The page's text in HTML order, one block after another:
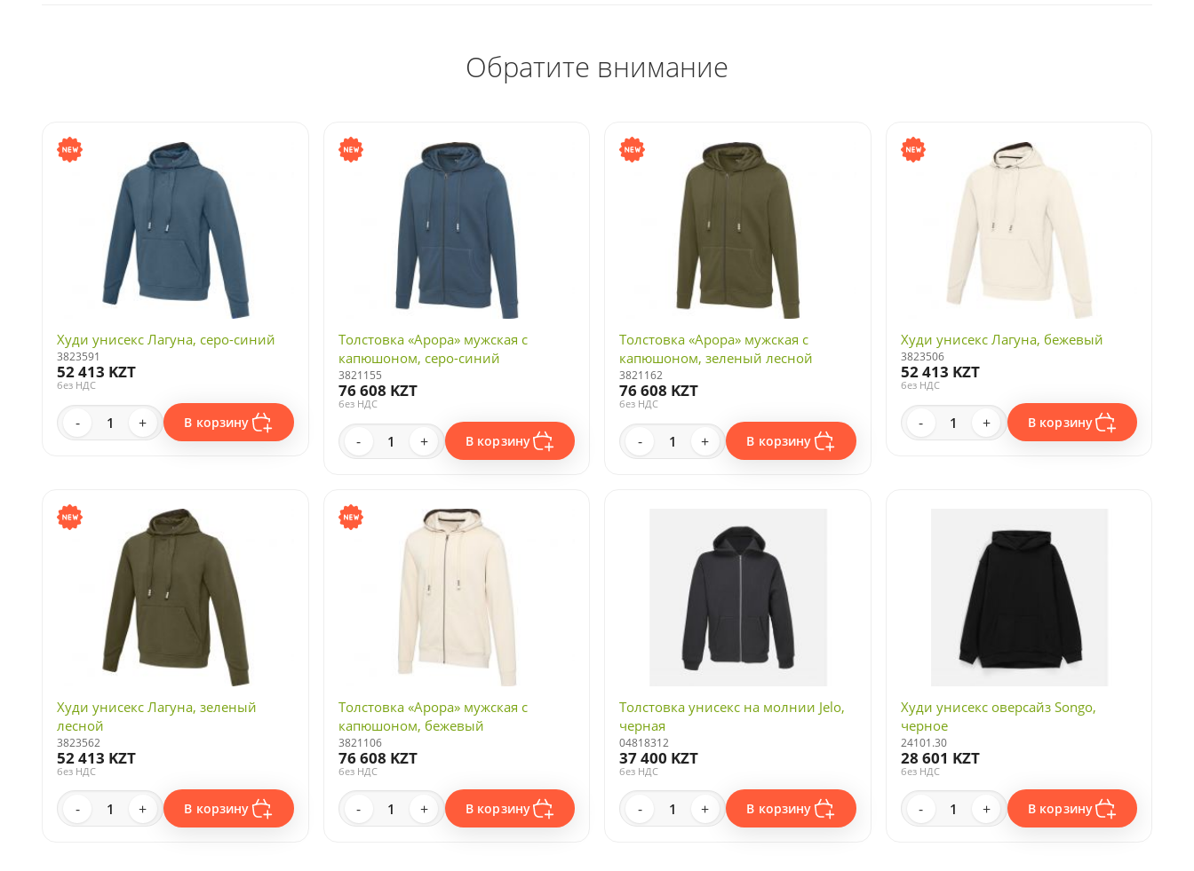
Обратите внимание
Худи унисекс Лагуна, серо-синий
3823591
52 413 KZT
без НДС
- + В корзину
Толстовка «Арора» мужская с
капюшоном, серо-синий
3821155
76 608 KZT
без НДС
- + В корзину
Толстовка «Арора» мужская с
капюшоном, зеленый лесной
3821162
76 608 KZT
без НДС
- + В корзину
Худи унисекс Лагуна, бежевый
3823506
52 413 KZT
без НДС
- + В корзину
Худи унисекс Лагуна, зеленый
лесной
3823562
52 413 KZT
без НДС
- + В корзину
Толстовка «Арора» мужская с
капюшоном, бежевый
3821106
76 608 KZT
без НДС
- + В корзину
Толстовка унисекс на молнии Jelo,
черная
04818312
37 400 KZT
без НДС
- + В корзину
Худи унисекс оверсайз Songo,
черное
24101.30
28 601 KZT
без НДС
- + В корзину